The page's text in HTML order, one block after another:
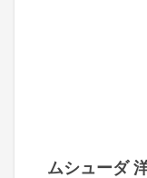
ムシューダ